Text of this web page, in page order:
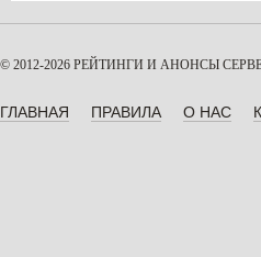
© 2012-2026 РЕЙТИНГИ И АНОНСЫ
ГЛАВНАЯ ПРАВИЛА О НАС